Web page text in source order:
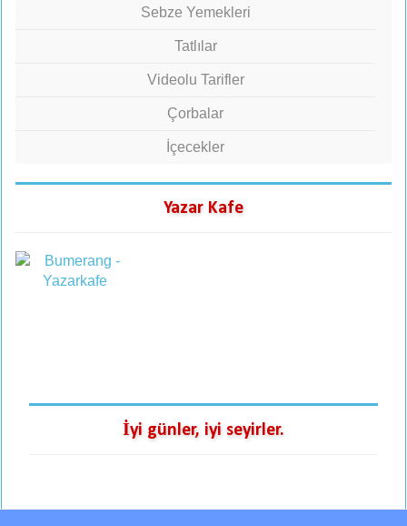
Sebze Yemekleri
Tatlılar
Videolu Tarifler
Çorbalar
İçecekler
Yazar Kafe
İyi günler, iyi seyirler.